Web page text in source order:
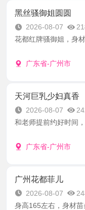
黑丝骚御姐圆圆
2026-08-07
花都红牌骚御姐，身
广东省-广州市
天河巨乳少妇真香
2026-08-07
和老师提前约好时间
广东省-广州市
广州花都菲儿
2026-08-07
身高165左右，身材